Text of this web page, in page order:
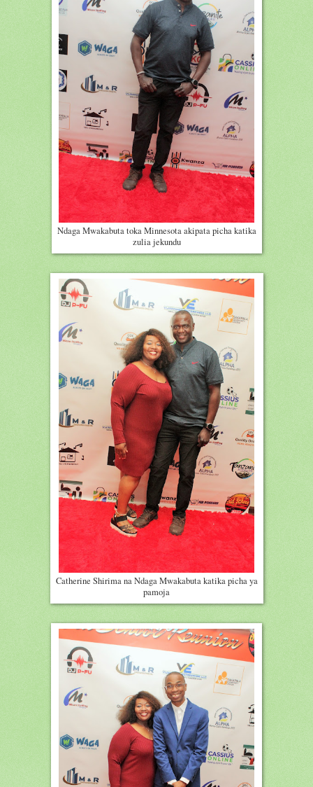
Ndaga Mwakabuta toka Minnesota akipata picha katika
zulia jekundu
Catherine Shirima na Ndaga Mwakabuta katika picha ya
pamoja